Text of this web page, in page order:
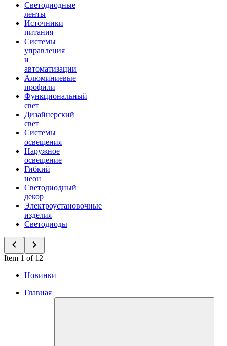
Светодиодные
ленты
Источники
питания
Системы
управления
и
автоматизации
Алюминиевые
профили
Функциональный
свет
Дизайнерский
свет
Системы
освещения
Наружное
освещение
Гибкий
неон
Светодиодный
декор
Электроустановочные
изделия
Светодиоды
Item 1 of 12
Новинки
Главная